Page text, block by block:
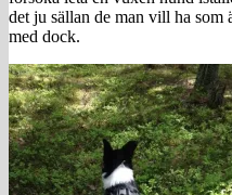
det ju sällan de man vill ha som
med dock.